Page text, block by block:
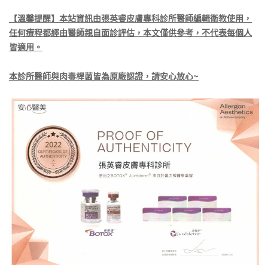
【溫馨提醒】本站資訊由張英睿皮膚專科診所醫師編輯衛教使用，
任何療程都經由醫師親自面診評估，本文僅供參考，不代表每個人
皆適用。
本診所醫師與肉毒桿菌皆為原廠認證，請安心放心~